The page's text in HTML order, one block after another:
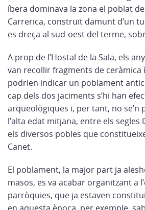
íbera dominava la zona el poblat
Carrerica, construït damunt d’un
es dreça al sud-oest del terme,
A prop de l’Hostal de la Sala, els
van recollir fragments de ceràmica
podrien indicar un poblament antic
cap dels dos jaciments s’hi han
arqueològiques i, per tant, no se’n
l’alta edat mitjana, entre els segles
els diversos pobles que
Canet.
El poblament, la major part ja
masos, es va acabar organitzant a
parròquies, que ja estaven